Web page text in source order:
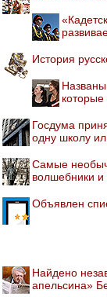
История
Госдума
одну школу
Самые
волшебники и
Объявлен
Найдено
апельсина»